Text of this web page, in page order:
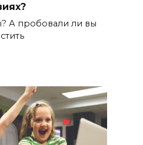
А пробовали ли вы